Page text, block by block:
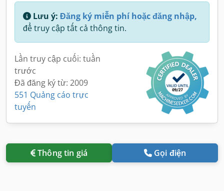
Lưu ý: Đăng ký miễn phí hoặc đăng nhập,
để truy cập tất cả thông tin.
Lần truy cập cuối: tuần
trước
Đã đăng ký từ: 2009
551 Quảng cáo trực
tuyến
Thông tin giá Gọi điện